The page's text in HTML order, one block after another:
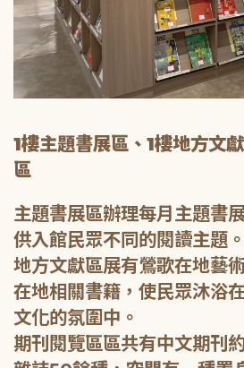
1樓主題書展區、1樓地方文
區
主題書展區辦理每月主題書
供入館民眾不同的閱讀主題。
地方文獻區展有鶯歌在地藝
在地相關書籍，使民眾沐浴
文化的氛圍中。
期刊閱覽區區共有中文期刊